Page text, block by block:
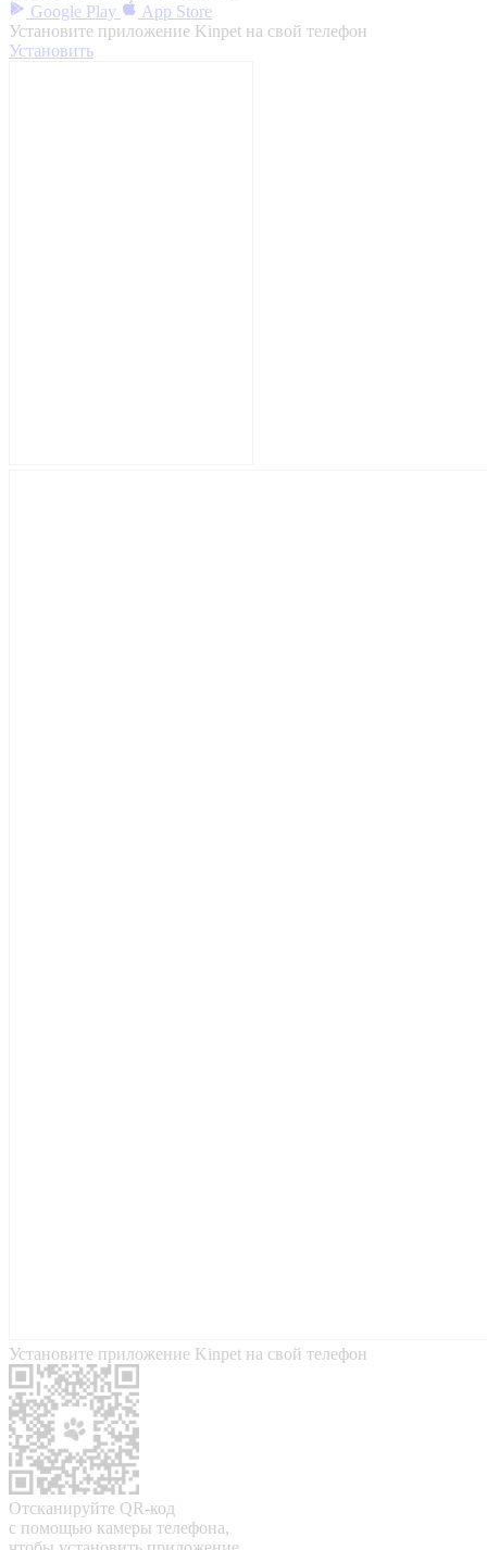
Google Play
App Store
Установите приложение Kinpet на свой телефон
Установить
Установите приложение Kinpet на свой телефон
Отсканируйте QR-код
с помощью камеры телефона,